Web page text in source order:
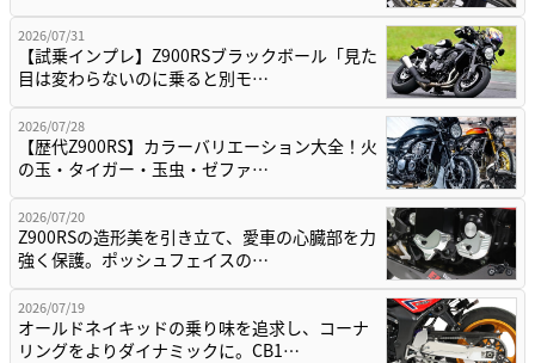
2026/07/31
【試乗インプレ】Z900RSブラックボール「見た
目は変わらないのに乗ると別モ…
2026/07/28
【歴代Z900RS】カラーバリエーション大全！火
の玉・タイガー・玉虫・ゼファ…
2026/07/20
Z900RSの造形美を引き立て、愛車の心臓部を力
強く保護。ポッシュフェイスの…
2026/07/19
オールドネイキッドの乗り味を追求し、コーナ
リングをよりダイナミックに。CB1…